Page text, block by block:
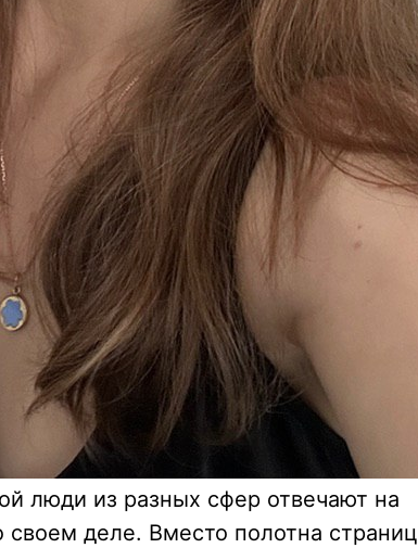
люди из разных сфер отвечают на
деле. Вместо полотна страниц